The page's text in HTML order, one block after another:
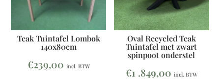
Teak Tuintafel Lombok
140x80cm
€239,00 incl. BTW
Oval Recycled Teak
Tuintafel met zwart
spinpoot onderstel
€1 .849,00 incl. BTW